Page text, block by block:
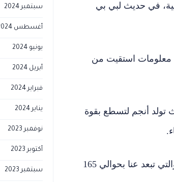
في حديث لبي بي
معلومات استقيت من
تولد أنجم لتسطع بقوة
وتوجد المجموعتان وسط السحابة الماجلانية الشاسعة إحدى المجرات المجاورة لمجرتنا والتي تبعد عنا بحوالي 165
سبتمبر 2024
أغسطس 2024
يونيو 2024
أبريل 2024
فبراير 2024
يناير 2024
نوفمبر 2023
أكتوبر 2023
سبتمبر 2023